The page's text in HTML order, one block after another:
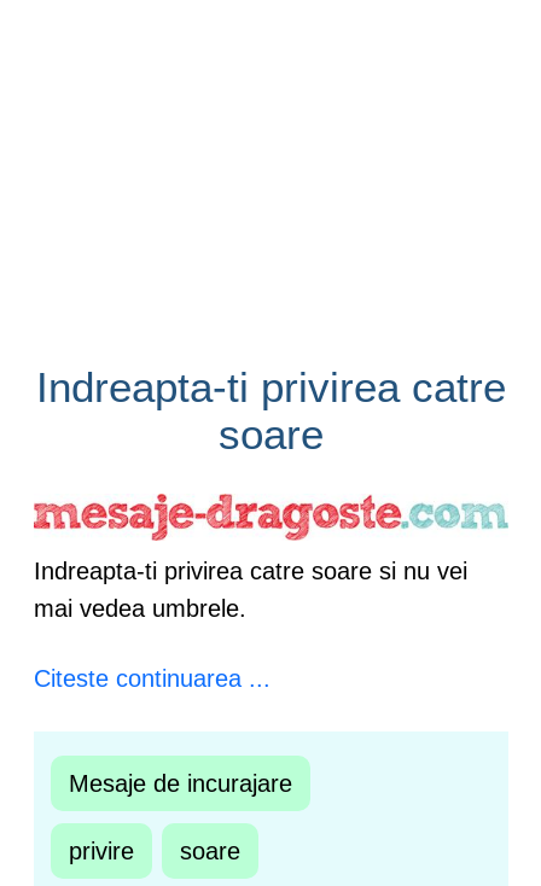
Indreapta-ti privirea catre
soare
Indreapta-ti privirea catre soare si nu vei
mai vedea umbrele.
Citeste continuarea ...
Mesaje de incurajare
privire soare